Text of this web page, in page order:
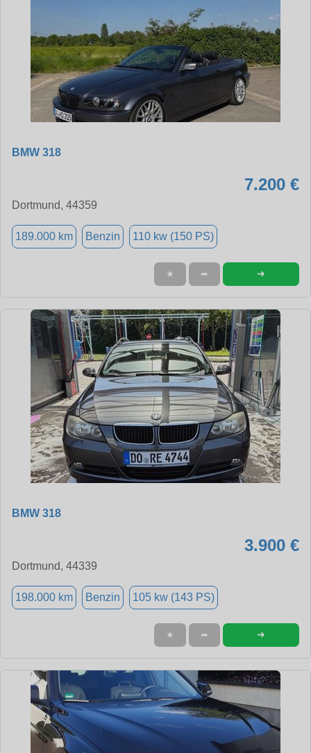
BMW 318
7.200 €
Dortmund, 44359
189.000 km Benzin 110 kw (150 PS)
★ ➦ ➜
BMW 318
3.900 €
Dortmund, 44339
198.000 km Benzin 105 kw (143 PS)
★ ➦ ➜